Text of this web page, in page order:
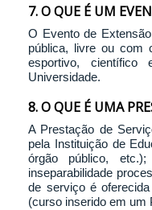
7. O QUE É UM
O Evento de
pública, livre ou com
esportivo, científico
Universidade.
8. O QUE É UMA
A Prestação de
pela Instituição de
órgão público,
inseparabilidade
de serviço é
(curso inserido em um